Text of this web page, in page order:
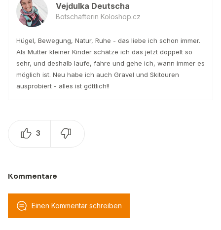
Vejdulka Deutscha
Botschafterin Koloshop.cz
Hügel, Bewegung, Natur, Ruhe - das liebe ich schon immer.
Als Mutter kleiner Kinder schätze ich das jetzt doppelt so
sehr, und deshalb laufe, fahre und gehe ich, wann immer es
möglich ist. Neu habe ich auch Gravel und Skitouren
ausprobiert - alles ist göttlich!!
3
Kommentare
Einen Kommentar schreiben